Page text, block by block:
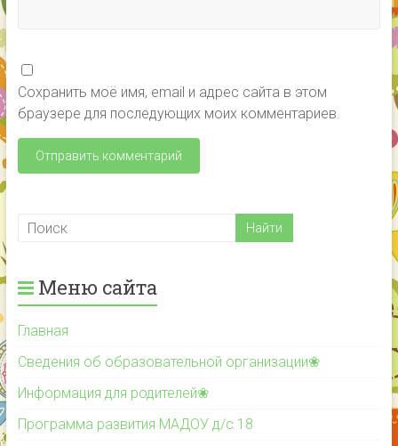
Сохранить моё имя, email и адрес сайта в этом
браузере для последующих моих комментариев.
Меню сайта
Главная
Сведения об образовательной организации❀
Информация для родителей❀
Программа развития МАДОУ д/с 18